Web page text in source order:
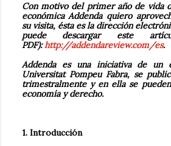
Con motivo del primer año de vida
económica Addenda quiero
su visita, ésta es la dirección
puede descargar este
PDF):http://addendareview.com/es.
Addenda es una iniciativa de un
Universitat Pompeu Fabra, se
trimestralmente y en ella se
economía y derecho.
1. Introducción